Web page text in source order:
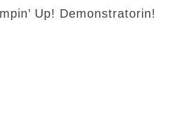
Up! Demonstratorin!